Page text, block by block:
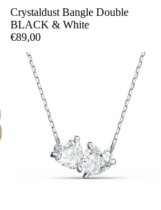
Crystaldust Bangle Double
BLACK & White
€89,00